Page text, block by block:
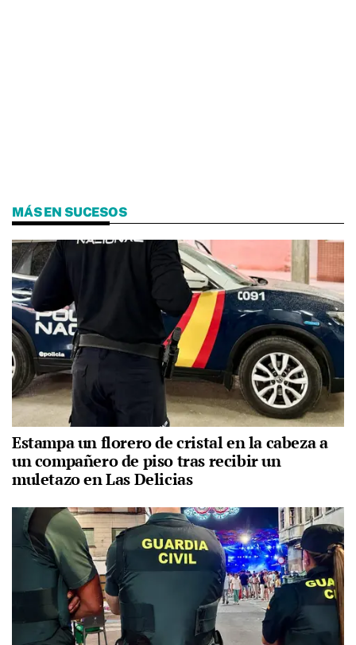
MÁS EN SUCESOS
Estampa un florero de cristal en la cabeza a
un compañero de piso tras recibir un
muletazo en Las Delicias